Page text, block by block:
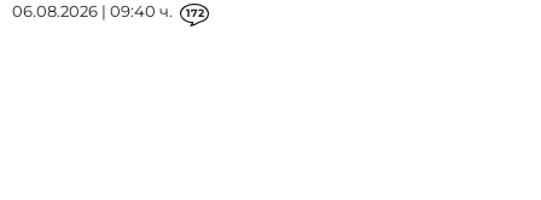
06.08.2026 | 09:40 ч. 172